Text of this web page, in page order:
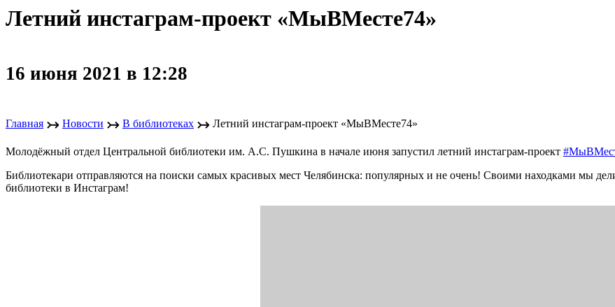
Летний инстаграм-проект «МыВМесте74»
16 июня 2021 в 12:28
Главная ↣ Новости ↣ В библиотеках ↣ Летний инстаграм-проект «МыВМесте74»
Молодёжный отдел Центральной библиотеки им. А.С. Пушкина в начале июня запустил летний инстаграм-проект
Библиотекари отправляются на поиски самых красивых мест Челябинска: популярных и не очень! Своими находками мы
библиотеки в Инстаграм!